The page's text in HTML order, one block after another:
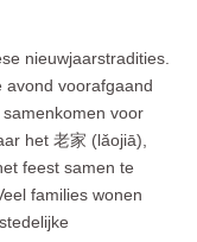
nieuwjaarstradities.
avond voorafgaand
voor
het 老家 (lǎojiā),
feest samen te
families wonen